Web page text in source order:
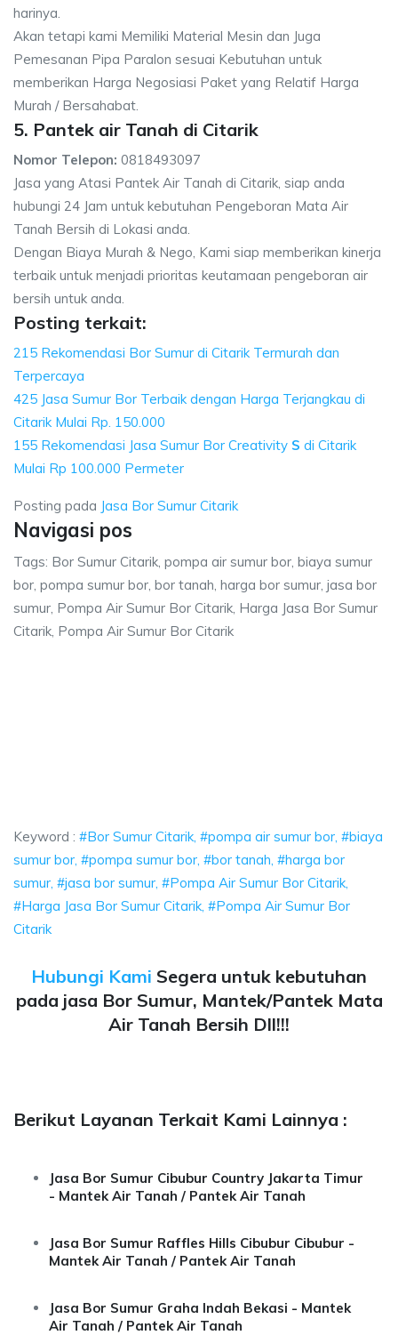
harinya.
Akan tetapi kami Memiliki Material Mesin dan Juga
Pemesanan Pipa Paralon sesuai Kebutuhan untuk
memberikan Harga Negosiasi Paket yang Relatif Harga
Murah / Bersahabat.
5. Pantek air Tanah di Citarik
Nomor Telepon: 0818493097
Jasa yang Atasi Pantek Air Tanah di Citarik, siap anda
hubungi 24 Jam untuk kebutuhan Pengeboran Mata Air
Tanah Bersih di Lokasi anda.
Dengan Biaya Murah & Nego, Kami siap memberikan kinerja
terbaik untuk menjadi prioritas keutamaan pengeboran air
bersih untuk anda.
Posting terkait:
215 Rekomendasi Bor Sumur di Citarik Termurah dan
Terpercaya
425 Jasa Sumur Bor Terbaik dengan Harga Terjangkau di
Citarik Mulai Rp. 150.000
155 Rekomendasi Jasa Sumur Bor Creativity S di Citarik
Mulai Rp 100.000 Permeter
Posting pada Jasa Bor Sumur Citarik
Navigasi pos
Tags: Bor Sumur Citarik, pompa air sumur bor, biaya sumur
bor, pompa sumur bor, bor tanah, harga bor sumur, jasa bor
sumur, Pompa Air Sumur Bor Citarik, Harga Jasa Bor Sumur
Citarik, Pompa Air Sumur Bor Citarik
Keyword : #Bor Sumur Citarik, #pompa air sumur bor, #biaya
sumur bor, #pompa sumur bor, #bor tanah, #harga bor
sumur, #jasa bor sumur, #Pompa Air Sumur Bor Citarik,
#Harga Jasa Bor Sumur Citarik, #Pompa Air Sumur Bor
Citarik
Hubungi Kami Segera untuk kebutuhan
pada jasa Bor Sumur, Mantek/Pantek Mata
Air Tanah Bersih Dll!!!
Berikut Layanan Terkait Kami Lainnya :
Jasa Bor Sumur Cibubur Country Jakarta Timur
- Mantek Air Tanah / Pantek Air Tanah
Jasa Bor Sumur Raffles Hills Cibubur Cibubur -
Mantek Air Tanah / Pantek Air Tanah
Jasa Bor Sumur Graha Indah Bekasi - Mantek
Air Tanah / Pantek Air Tanah